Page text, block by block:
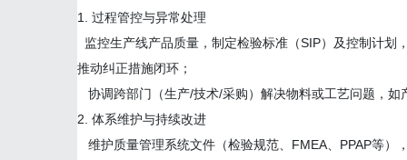
1. 过程管控与异常处理
监控生产线产品质量，制定检验标准（SIP）及控制计划
推动纠正措施闭环；
协调跨部门（生产/技术/采购）解决物料或工艺问题，如
2. 体系维护与持续改进
维护质量管理系统文件（检验规范、FMEA、PPAP等